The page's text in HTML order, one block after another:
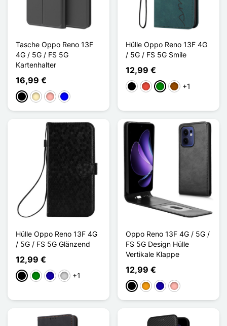
Tasche Oppo Reno 13F
4G / 5G / FS 5G
Kartenhalter
16,99 €
Schwarz
GoldenRoségold
Blau
Hülle Oppo Reno 13F 4G
/ 5G / FS 5G Smile
12,99 €
Schwarz
Rot GrünBraun
+1
Hülle Oppo Reno 13F 4G
/ 5G / FS 5G Glänzend
12,99 €
Schwarz
GrünDunkelblau
Silber
+1
Oppo Reno 13F 4G / 5G /
FS 5G Design Hülle
Vertikale Klappe
12,99 €
Schwarz
OrangeDunkelblau
Roségold